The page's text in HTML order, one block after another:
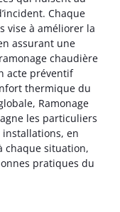
Chaque
vise à améliorer la
assurant une
chaudière
acte préventif
thermique du
Ramonage
les particuliers
en
chaque situation,
pratiques du